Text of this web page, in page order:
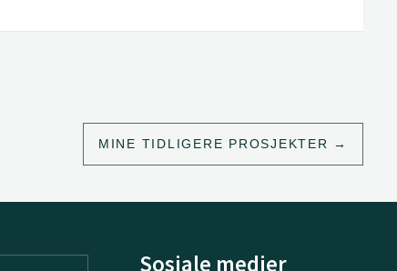
MINE TIDLIGERE PROSJEKTER
Sosiale medier